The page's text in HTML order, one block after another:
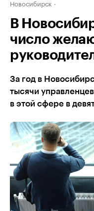
Новосибирск
В
число
За год в
тысячи
в этой сфере в